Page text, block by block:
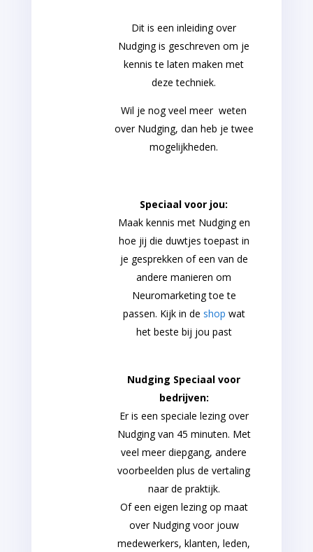
Dit is een inleiding over
Nudging is geschreven om je
kennis te laten maken met
deze techniek.
Wil je nog veel meer weten
over Nudging, dan heb je twee
mogelijkheden.
Speciaal voor jou:
Maak kennis met Nudging en
hoe jij die duwtjes toepast in
je gesprekken of een van de
andere manieren om
Neuromarketing toe te
passen. Kijk in de shop wat
het beste bij jou past
Nudging Speciaal voor
bedrijven:
Er is een speciale lezing over
Nudging van 45 minuten. Met
veel meer diepgang, andere
voorbeelden plus de vertaling
naar de praktijk.
Of een eigen lezing op maat
over Nudging voor jouw
medewerkers, klanten, leden,